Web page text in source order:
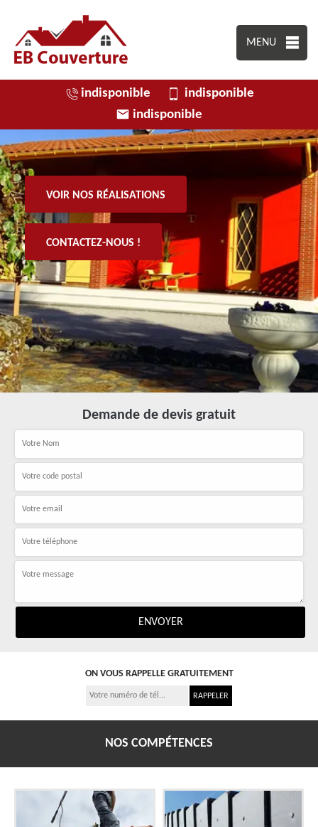
MENU
indisponible
indisponible
indisponible
VOIR NOS RÉALISATIONS
CONTACTEZ-NOUS !
Demande de devis gratuit
ON VOUS RAPPELLE GRATUITEMENT
NOS COMPÉTENCES